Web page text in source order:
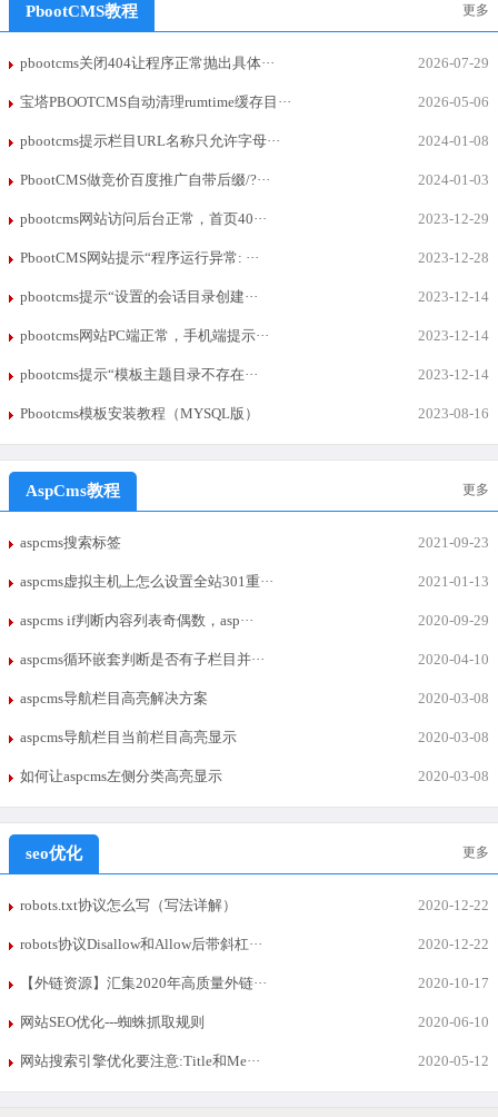
PbootCMS教程 更多
pbootcms关闭404让程序正常抛出具体··· 2026-07-29
宝塔PBOOTCMS自动清理rumtime缓存目··· 2026-05-06
pbootcms提示栏目URL名称只允许字母··· 2024-01-08
PbootCMS做竞价百度推广自带后缀/?··· 2024-01-03
pbootcms网站访问后台正常，首页40··· 2023-12-29
PbootCMS网站提示“程序运行异常: ··· 2023-12-28
pbootcms提示“设置的会话目录创建··· 2023-12-14
pbootcms网站PC端正常，手机端提示··· 2023-12-14
pbootcms提示“模板主题目录不存在··· 2023-12-14
Pbootcms模板安装教程（MYSQL版） 2023-08-16
AspCms教程 更多
aspcms搜索标签 2021-09-23
aspcms虚拟主机上怎么设置全站301重··· 2021-01-13
aspcms if判断内容列表奇偶数，asp··· 2020-09-29
aspcms循环嵌套判断是否有子栏目并··· 2020-04-10
aspcms导航栏目高亮解决方案 2020-03-08
aspcms导航栏目当前栏目高亮显示 2020-03-08
如何让aspcms左侧分类高亮显示 2020-03-08
seo优化 更多
robots.txt协议怎么写（写法详解） 2020-12-22
robots协议Disallow和Allow后带斜杠··· 2020-12-22
【外链资源】汇集2020年高质量外链··· 2020-10-17
网站SEO优化---蜘蛛抓取规则 2020-06-10
网站搜索引擎优化要注意:Title和Me··· 2020-05-12